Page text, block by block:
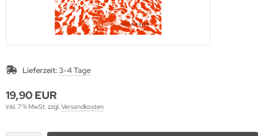
Lieferzeit:3-4 Tage
19,90 EUR
inkl. 7 % MwSt. zzgl. Versandkosten